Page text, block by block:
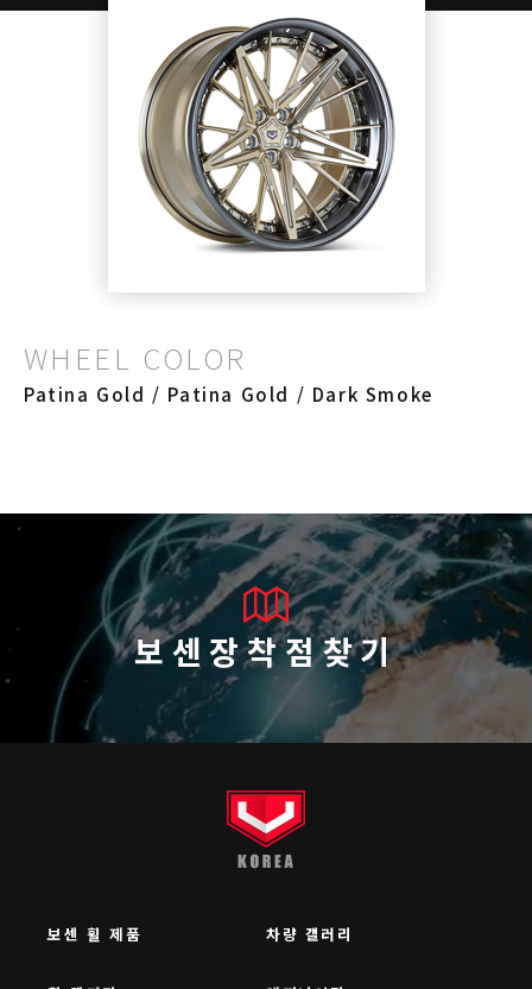
WHEEL COLOR
Patina Gold / Patina Gold / Dark Smoke
보센장착점찾기
보센 휠 제품 차량 갤러리